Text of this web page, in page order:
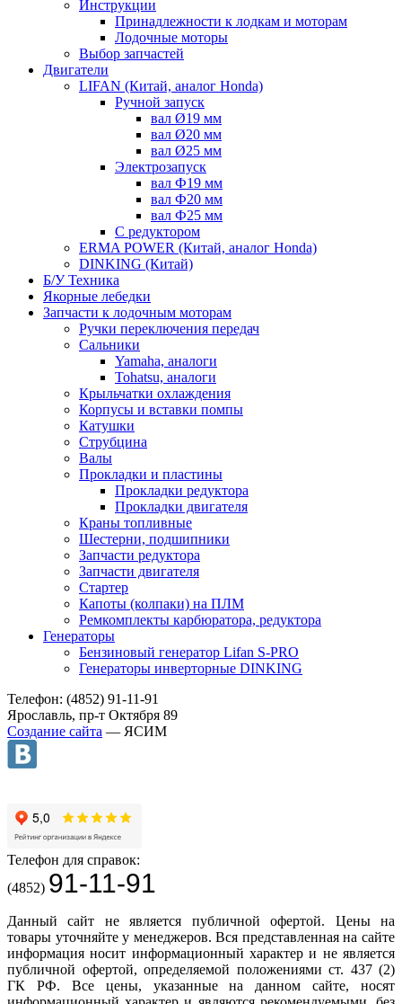
Инструкции
Принадлежности к лодкам и моторам
Лодочные моторы
Выбор запчастей
Двигатели
LIFAN (Китай, аналог Honda)
Ручной запуск
вал Ø19 мм
вал Ø20 мм
вал Ø25 мм
Электрозапуск
вал Ф19 мм
вал Ф20 мм
вал Ф25 мм
С редуктором
ERMA POWER (Китай, аналог Honda)
DINKING (Китай)
Б/У Техника
Якорные лебедки
Запчасти к лодочным моторам
Ручки переключения передач
Сальники
Yamaha, аналоги
Tohatsu, аналоги
Крыльчатки охлаждения
Корпусы и вставки помпы
Катушки
Струбцина
Валы
Прокладки и пластины
Прокладки редуктора
Прокладки двигателя
Краны топливные
Шестерни, подшипники
Запчасти редуктора
Запчасти двигателя
Стартер
Капоты (колпаки) на ПЛМ
Ремкомплекты карбюратора, редуктора
Генераторы
Бензиновый генератор Lifan S-PRO
Генераторы инверторные DINKING
Телефон: (4852) 91-11-91
Ярославль, пр-т Октября 89
Создание сайта — ЯСИМ
Телефон для справок:
(4852) 91-11-91
Данный сайт не является публичной офертой. Цены на
товары уточняйте у менеджеров. Вся представленная на сайте
информация носит информационный характер и не является
публичной офертой, определяемой положениями ст. 437 (2)
ГК РФ. Все цены, указанные на данном сайте, носят